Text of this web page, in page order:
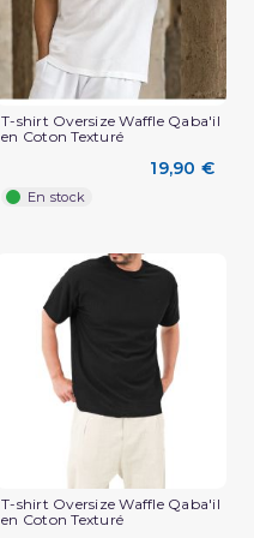
T-shirt Oversize Waffle Qaba'il
en Coton Texturé
19,90 €
En stock
T-shirt Oversize Waffle Qaba'il
en Coton Texturé